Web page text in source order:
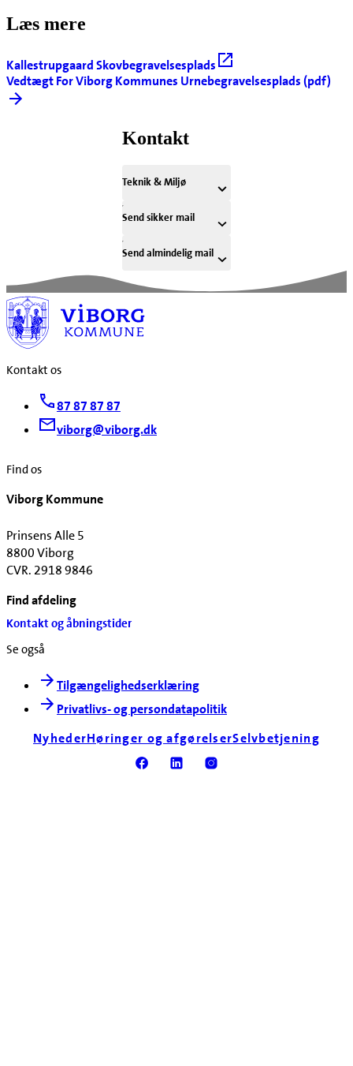
Læs mere
Kallestrupgaard Skovbegravelsesplads
Vedtægt For Viborg Kommunes Urnebegravelsesplads (pdf)
Kontakt
Teknik & Miljø
Send sikker mail
Send almindelig mail
Kontakt os
87 87 87 87
viborg@viborg.dk
Find os
Viborg Kommune
Prinsens Alle 5
8800 Viborg
CVR. 2918 9846
Find afdeling
Kontakt og åbningstider
Se også
Tilgængelighedserklæring
Privatlivs- og persondatapolitik
NyhederHøringer og afgørelserSelvbetjening